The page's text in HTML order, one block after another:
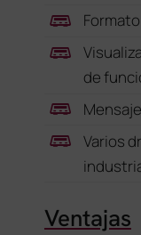
de
Varios
Ventajas